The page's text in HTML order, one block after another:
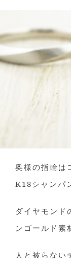
奥様の指輪は
K18シャンパ
ダイヤモンド
ンゴールド素
人と被らない